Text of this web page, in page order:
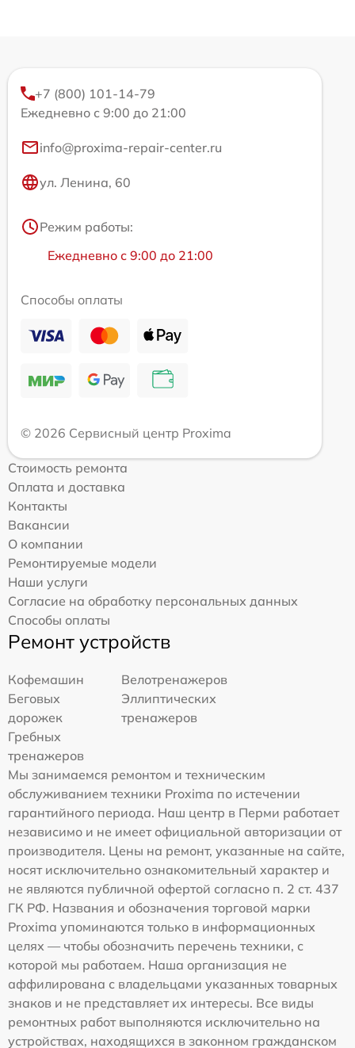
+7 (800) 101-14-79
Ежедневно с 9:00 до 21:00
info@proxima-repair-center.ru
ул. Ленина, 60
Режим работы:
Ежедневно с 9:00 до 21:00
Способы оплаты
© 2026 Сервисный центр Proxima
Стоимость ремонта
Оплата и доставка
Контакты
Вакансии
О компании
Ремонтируемые модели
Наши услуги
Согласие на обработку персональных данных
Способы оплаты
Ремонт устройств
Кофемашин
Велотренажеров
Беговых
дорожек
Эллиптических
тренажеров
Гребных
тренажеров
Мы занимаемся ремонтом и техническим
обслуживанием техники Proxima по истечении
гарантийного периода. Наш центр в Перми работает
независимо и не имеет официальной авторизации от
производителя. Цены на ремонт, указанные на сайте,
носят исключительно ознакомительный характер и
не являются публичной офертой согласно п. 2 ст. 437
ГК РФ. Названия и обозначения торговой марки
Proxima упоминаются только в информационных
целях — чтобы обозначить перечень техники, с
которой мы работаем. Наша организация не
аффилирована с владельцами указанных товарных
знаков и не представляет их интересы. Все виды
ремонтных работ выполняются исключительно на
устройствах, находящихся в законном гражданском